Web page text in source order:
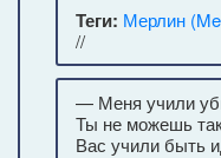
Теги: Мерлин
//
— Меня учили
Ты не можешь
Вас учили быть